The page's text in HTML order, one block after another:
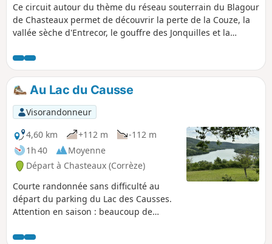
Ce circuit autour du thème du réseau souterrain du Blagour
de Chasteaux permet de découvrir la perte de la Couze, la
vallée sèche d'Entrecor, le gouffre des Jonquilles et la
Au Lac du Causse
Visorandonneur
4,60 km
+112 m
-112 m
1h 40
Moyenne
Départ à Chasteaux (Corrèze)
Courte randonnée sans difficulté au
départ du parking du Lac des Causses.
Attention en saison : beaucoup de
se garer.